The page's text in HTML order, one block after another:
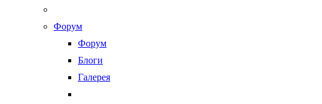
Форум
Форум
Блоги
Галерея